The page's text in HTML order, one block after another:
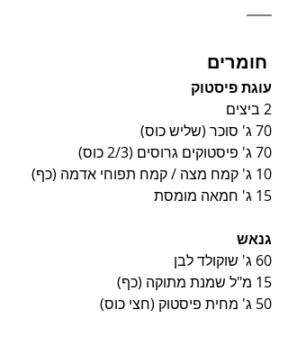
עוגת פיסטוק
2 ביצים
70 ג' סוכר (שליש כוס)
70 ג' פיסטוקים גרוסים (2/3 כוס)
10 ג' קמח מצה / קמח תפוחי אדמה (כף)
15 ג' חמאה מומסת
גנאש
60 ג' שוקולד לבן
15 מ"ל שמנת מתוקה (כף)
50 ג' מחית פיסטוק (חצי כוס)